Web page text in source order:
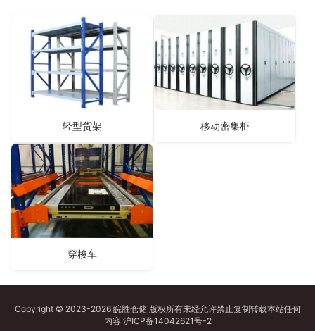
轻型货架 移动密集柜
穿梭车
Copyright © 2023-2026 皖胜仓储 版权所有未经允许禁止复制转载本站任何
内容 沪ICP备14042621号-2